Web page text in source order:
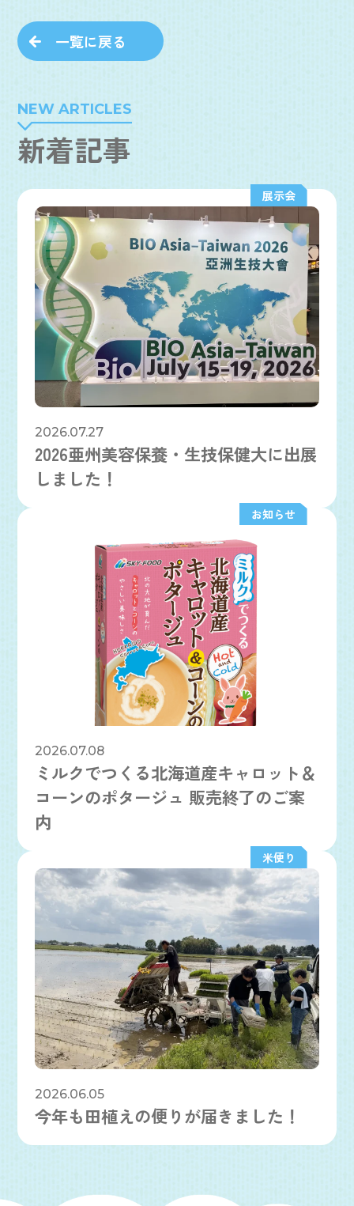
一覧に戻る
NEW ARTICLES
新着記事
2026.07.27
2026亜州美容保養・生技保健大に出展
しました！
展示会
2026.07.08
ミルクでつくる北海道産キャロット＆
コーンのポタージュ 販売終了のご案
内
お知らせ
2026.06.05
今年も田植えの便りが届きました！
米便り